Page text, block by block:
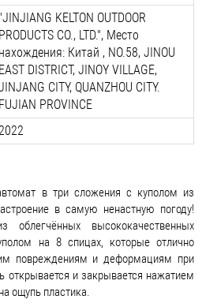
''JINJIANG KELTON OUTDOOR
PRODUCTS CO., LTD.", Место
нахождения: Китай , NO.58, JINOU
EAST DISTRICT, JINOY VILLAGE,
CITY, QUANZHOU CITY.
FUJIAN PROVINCE
2022
в три сложения с куполом из
в самую ненастную погоду!
высококачественных
на 8 спицах, которые отлично
повреждениям и деформациям при
открывается и закрывается нажатием
ощупь пластика.